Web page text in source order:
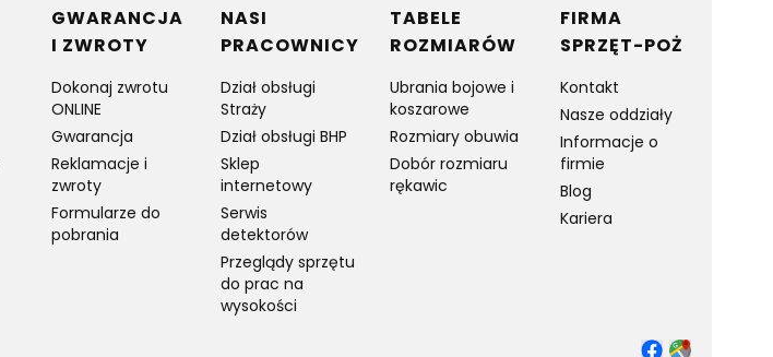
GWARANCJA
I ZWROTY
Dokonaj zwrotu
ONLINE
Gwarancja
Reklamacje i
zwroty
Formularze do
pobrania
NASI
PRACOWNICY
Dział obsługi
Straży
Dział obsługi BHP
Sklep
internetowy
Serwis
detektorów
Przeglądy sprzętu
do prac na
wysokości
TABELE
ROZMIARÓW
Ubrania bojowe i
koszarowe
Rozmiary obuwia
Dobór rozmiaru
rękawic
FIRMA
SPRZĘT-POŻ
Kontakt
Nasze oddziały
Informacje o
firmie
Blog
Kariera